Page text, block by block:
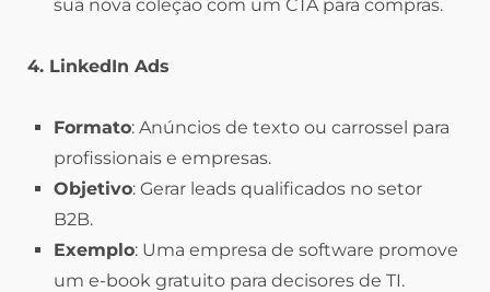
sua nova coleção com um CTA para compras.
4. LinkedIn Ads
Formato: Anúncios de texto ou carrossel para
profissionais e empresas.
Objetivo: Gerar leads qualificados no setor
B2B.
Exemplo: Uma empresa de software promove
um e-book gratuito para decisores de TI.